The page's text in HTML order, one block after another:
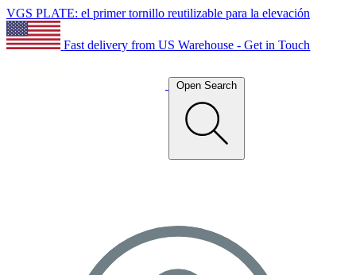
VGS PLATE: el primer tornillo reutilizable para la elevación
Fast delivery from US Warehouse - Get in Touch
Open Search